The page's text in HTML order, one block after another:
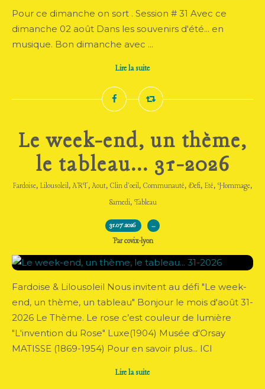
Pour ce dimanche on sort . Session # 31 Avec ce
dimanche 02 août Dans les souvenirs d'été... en
musique. Bon dimanche avec ...
Lire la suite
Le week-end, un thème,
le tableau... 31-2026
Fardoise, Lilousoleil,ART,Aout, Clin d'oeil, Communauté, Defi, Eté, Hommage,
Samedi, Tableau
31.07.2026 …
Par covix-lyon
Fardoise & Lilousoleil Nous invitent au défi "Le week-
end, un thème, un tableau" Bonjour le mois d'août 31-
2026 Le Thème. Le rose c’est couleur de lumière
"L'invention du Rose" Luxe(1904) Musée d'Orsay
MATISSE (1869-1954) Pour en savoir plus... ICI
Lire la suite